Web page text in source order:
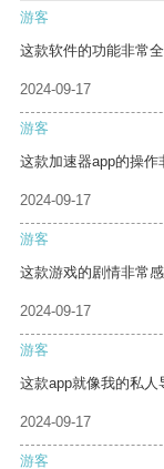
游客
这款软件的功能非常
2024-09-17
游客
这款加速器app的操作
2024-09-17
游客
这款游戏的剧情非常
2024-09-17
游客
这款app就像我的私人
2024-09-17
游客